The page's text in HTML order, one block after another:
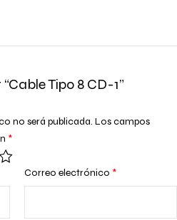
Tipo 8 CD-1”
no será publicada. Los campos
*
Correo electrónico *